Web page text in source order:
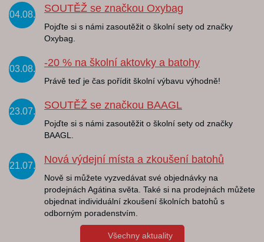
04.08.
SOUTĚŽ se značkou Oxybag
Pojďte si s námi zasoutěžit o školní sety od značky
Oxybag.
03.08.
-20 % na školní aktovky a batohy
Právě teď je čas pořídit školní výbavu výhodně!
23.07.
SOUTĚŽ se značkou BAAGL
Pojďte si s námi zasoutěžit o školní sety od značky
BAAGL.
21.07.
Nová výdejní místa a zkoušení batohů
Nově si můžete vyzvedávat své objednávky na
prodejnách Agátina světa. Také si na prodejnách můžete
objednat individuální zkoušení školních batohů s
odborným poradenstvím.
Všechny aktuality